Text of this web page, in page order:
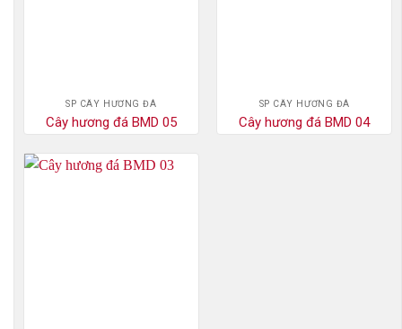
SP CÂY HƯƠNG ĐÁ
Cây hương đá BMD 05
SP CÂY HƯƠNG ĐÁ
Cây hương đá BMD 04